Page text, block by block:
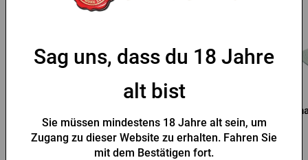
Urquell
Vorrätig > 10 Stk. Vorrätig > 10 Stk.
Sag uns, dass du 18 Jahre
alt bist
Sie müssen mindestens 18 Jahre alt sein, um
Zugang zu dieser Website zu erhalten. Fahren Sie
mit dem Bestätigen fort.